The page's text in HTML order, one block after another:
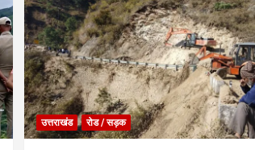
उत्तराखंड रोड / सड़क